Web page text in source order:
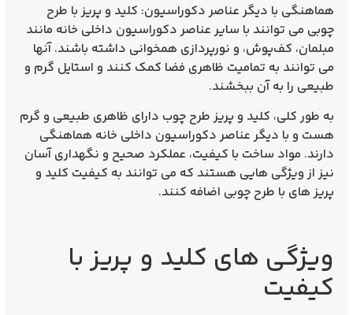
هماهنگی با دیگر عناصر دکوراسیون: کلید و پریز با طرح
چوبی می‌ توانند با سایر عناصر دکوراسیون داخلی خانه مانند
مبلمان، کف‌پوش، و نورپردازی همخوانی داشته باشند. آنها
می‌ توانند به تمامیت ظاهری فضا کمک کنند و استایل گرم و
طبیعی را به آن ببخشند.
به طور کلی، کلید و پریز طرح چوب دارای ظاهری طبیعی و گرم
هست و با دیگر عناصر دکوراسیون داخلی خانه هماهنگی
دارند. مواد ساخت با کیفیت، عملکرد صحیح و نگهداری آسان
نیز از ویژگی‌ هایی هستند که می‌ توانند به کیفیت کلید و
پریز های با طرح چوبی اضافه کنند.
ویژگی های کلید و پریز با
کیفیت